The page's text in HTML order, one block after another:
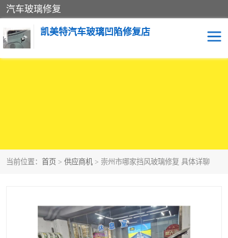
汽车玻璃修复
凯美特汽车玻璃凹陷修复店
当前位置： 首页 > 供应商机 > 崇州市哪家挡风玻璃修复 具体详聊